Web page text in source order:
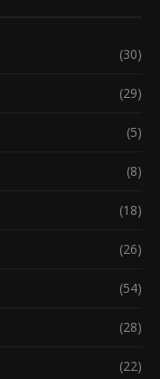
(30)
(29)
(5)
(8)
(18)
(26)
(54)
(28)
(22)